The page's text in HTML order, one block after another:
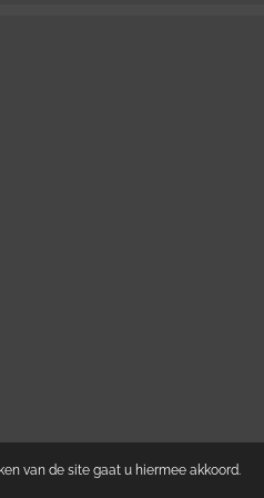
van de site gaat u hiermee akkoord.